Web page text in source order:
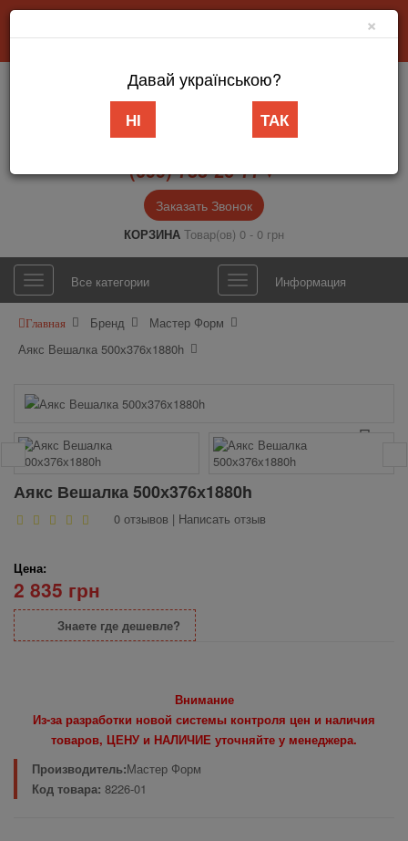
×
Давай українською?
НІ ТАК
(099) 753-26-77▼
Заказать Звонок
КОРЗИНА Товар(ов) 0 - 0 грн
Все категории Информация
Главная Бренд
Мастер Форм
Аякс Вешалка 500х376х1880h
Аякс Вешалка 500х376х1880h
0 отзывов | Написать отзыв
Цена:
2 835 грн
Знаете где дешевле?
Внимание
Из-за разработки новой системы контроля цен и наличия
товаров, ЦЕНУ и НАЛИЧИЕ уточняйте у менеджера.
Производитель:Мастер Форм
Код товара: 8226-01